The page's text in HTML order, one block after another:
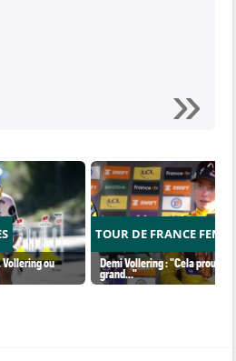
Vollering ou
TOUR DE FRANCE
Demi Vollering : "Cela prouve
grand..."